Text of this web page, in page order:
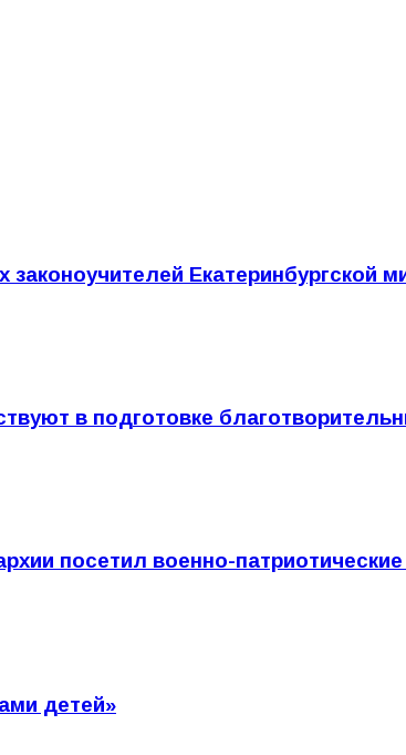
Екатеринбургской
в подготовке
посетил военно-
детей»